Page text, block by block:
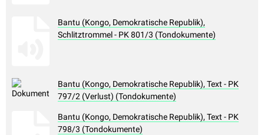
Bantu (Kongo, Demokratische Republik),
Schlitztrommel - PK 801/3 (Tondokumente)
Bantu (Kongo, Demokratische Republik), Text - PK
797/2 (Verlust) (Tondokumente)
Bantu (Kongo, Demokratische Republik), Text - PK
798/3 (Tondokumente)